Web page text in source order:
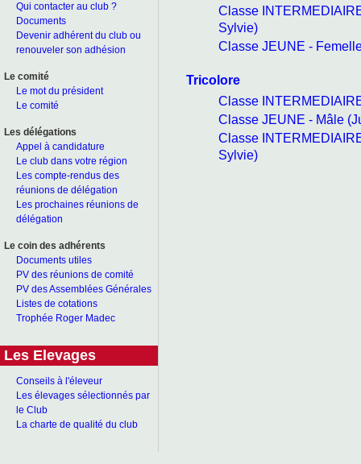
Qui contacter au club ?
Documents
Devenir adhérent du club ou
renouveler son adhésion
Le comité
Le mot du président
Le comité
Les délégations
Appel à candidature
Le club dans votre région
Les compte-rendus des
réunions de délégation
Les prochaines réunions de
délégation
Le coin des adhérents
Documents utiles
PV des réunions de comité
PV des Assemblées Générales
Listes de cotations
Trophée Roger Madec
Les Elevages
Conseils à l'éleveur
Les élevages sélectionnés par
le Club
La charte de qualité du club
Classe
Sylvie)
Classe JEUNE -
Tricolore
Classe
Classe JEUNE - Mâle
Classe
Sylvie)